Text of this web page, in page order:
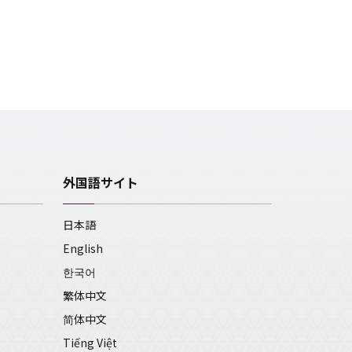
外国語サイト
日本語
English
한국어
繁体中文
简体中文
Tiếng Việt